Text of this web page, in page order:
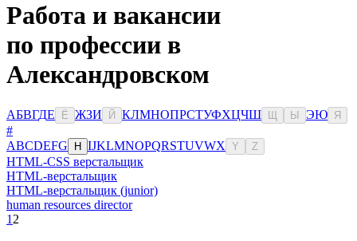
Работа и вакансии
по профессии в
Александровском
АБВГДЕ Ё ЖЗИ Й КЛМНОПРСТУФХЦЧШ Ы ЭЮ Я
#
ABCDEFG H IJKLMNOPQRSTUVWX Y Z
HTML-CSS верстальщик
HTML-верстальщик
HTML-верстальщик (junior)
human resources director
1 2